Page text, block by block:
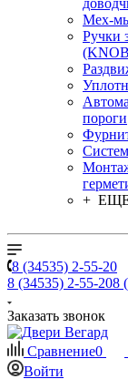
Мех-
Ручки
пороги
+
8 (34535) 2-55-20
8 (34535) 2-55-208
Заказать звонок
Сравнение0
Войти